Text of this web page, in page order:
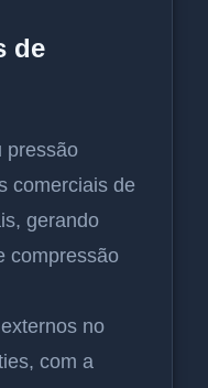
de
pressão
comerciais de
gerando
compressão
no
com a